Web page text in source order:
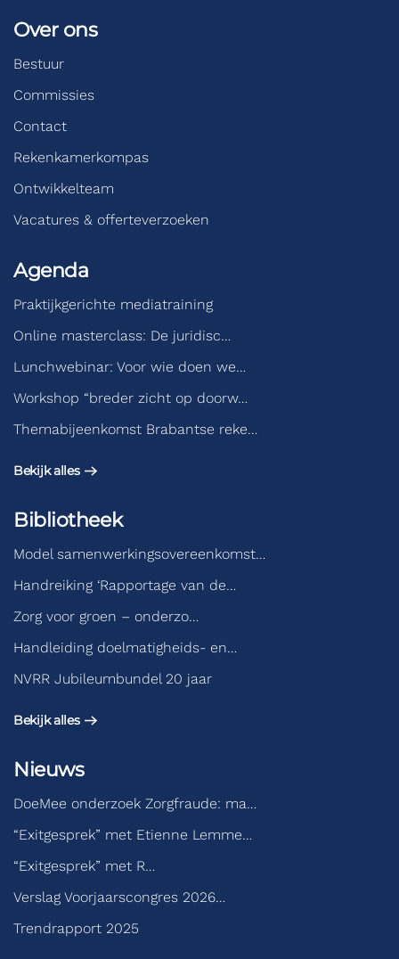
Over ons
Bestuur
Commissies
Contact
Rekenkamerkompas
Ontwikkelteam
Vacatures & offerteverzoeken
Agenda
Praktijkgerichte mediatraining
Online masterclass: De juridisc…
Lunchwebinar: Voor wie doen we…
Workshop “breder zicht op doorw…
Themabijeenkomst Brabantse reke…
Bekijk alles
Bibliotheek
Model samenwerkingsovereenkomst…
Handreiking ‘Rapportage van de…
Zorg voor groen – onderzo…
Handleiding doelmatigheids- en…
NVRR Jubileumbundel 20 jaar
Bekijk alles
Nieuws
DoeMee onderzoek Zorgfraude: ma…
“Exitgesprek” met Etienne Lemme…
“Exitgesprek” met R…
Verslag Voorjaarscongres 2026…
Trendrapport 2025